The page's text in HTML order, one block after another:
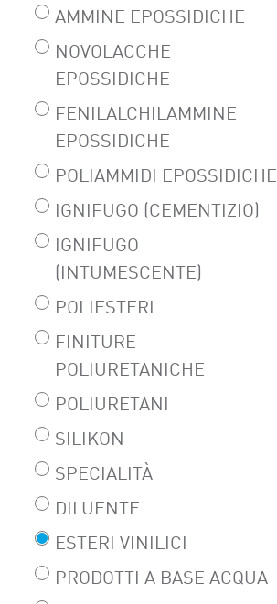
AMMINE EPOSSIDICHE
NOVOLACCHE
EPOSSIDICHE
FENILALCHILAMMINE
EPOSSIDICHE
POLIAMMIDI EPOSSIDICHE
IGNIFUGO (CEMENTIZIO)
IGNIFUGO
(INTUMESCENTE)
POLIESTERI
FINITURE
POLIURETANICHE
POLIURETANI
SILIKON
SPECIALITÀ
DILUENTE
ESTERI VINILICI
PRODOTTI A BASE ACQUA